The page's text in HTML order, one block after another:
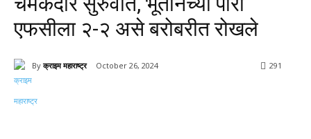
एफसीला २-२ असे बरोबरीत रोखले
By क्राइम महाराष्ट्र October 26, 2024 291